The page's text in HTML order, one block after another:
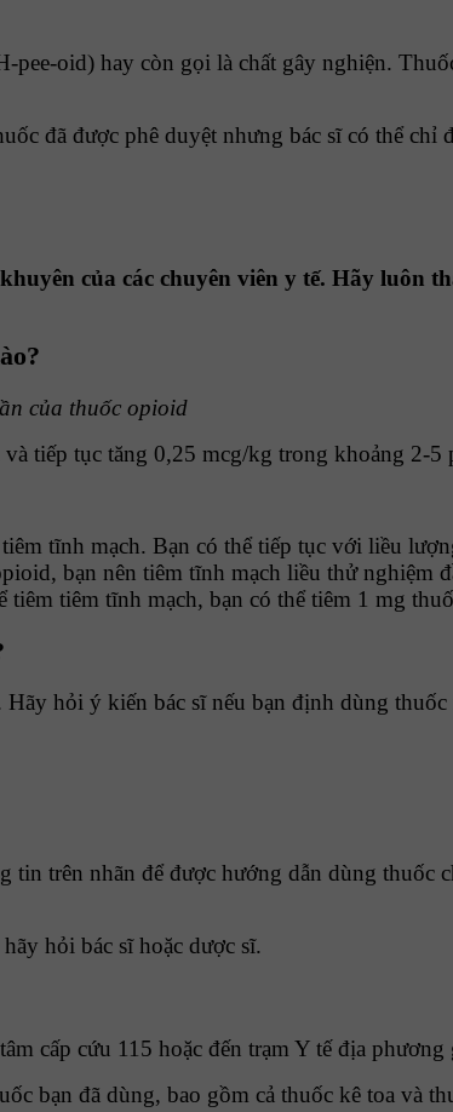
pee-oid) hay còn gọi là chất gây nghiện.
đã được phê duyệt nhưng bác sĩ có thể
của các chuyên viên y tế. Hãy luôn
của thuốc opioid
tiếp tục tăng 0,25 mcg/kg trong khoảng 2-
tĩnh mạch. Bạn có thể tiếp tục với liều
bạn nên tiêm tĩnh mạch liều thử nghiệm
tiêm tĩnh mạch, bạn có thể tiêm 1 mg
hỏi ý kiến bác sĩ nếu bạn định dùng thuốc
tin trên nhãn để được hướng dẫn dùng
hỏi bác sĩ hoặc dược sĩ.
cấp cứu 115 hoặc đến trạm Y tế địa phương
bạn đã dùng, bao gồm cả thuốc kê toa và